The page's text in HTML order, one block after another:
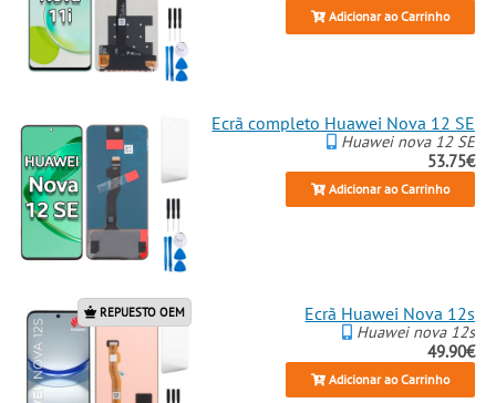
Adicionar ao Carrinho
Ecrã completo Huawei Nova 12 SE
Huawei nova 12 SE
53.75€
Adicionar ao Carrinho
REPUESTO OEM Ecrã Huawei Nova 12s
Huawei nova 12s
49.90€
Adicionar ao Carrinho